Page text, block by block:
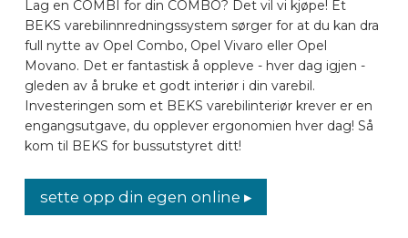
SKREDDERSYDD
SEKTORER
BILMERKER
KONTAKT
Lag en COMBI for din COMBO? Det vil vi kjøpe! Et
BEKS varebilinnredningssystem sørger for at du kan dra
full nytte av Opel Combo, Opel Vivaro eller Opel
Movano. Det er fantastisk å oppleve - hver dag igjen -
gleden av å bruke et godt interiør i din varebil.
Investeringen som et BEKS varebilinteriør krever er en
engangsutgave, du opplever ergonomien hver dag! Så
kom til BEKS for bussutstyret ditt!
sette opp din egen online ▸